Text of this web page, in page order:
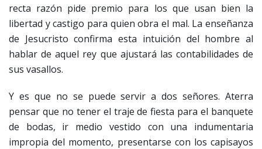
recta razón pide premio para los que usan bien la
libertad y castigo para quien obra el mal. La enseñanza
de Jesucristo confirma esta intuición del hombre al
hablar de aquel rey que ajustará las contabilidades de
sus vasallos.
Y es que no se puede servir a dos señores. Aterra
pensar que no tener el traje de fiesta para el banquete
de bodas, ir medio vestido con una indumentaria
impropia del momento, presentarse con los capisayos